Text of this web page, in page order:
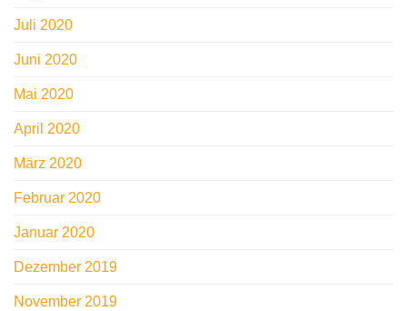
Juli 2020
Juni 2020
Mai 2020
April 2020
März 2020
Februar 2020
Januar 2020
Dezember 2019
November 2019